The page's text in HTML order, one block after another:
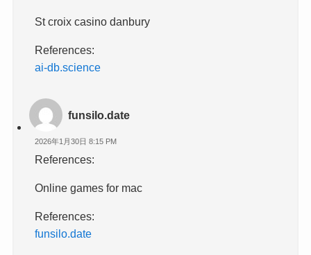
St croix casino danbury
References:
ai-db.science
funsilo.date
2026年1月30日 8:15 PM
References:
Online games for mac
References:
funsilo.date